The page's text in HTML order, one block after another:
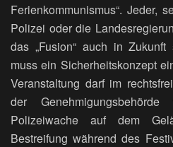
Ferienkommunismus“. Jeder,
Polizei oder die
das „Fusion“ auch in
muss ein Sicherheitskonzept
Veranstaltung darf im
der
Polizeiwache auf dem
Bestreifung während des